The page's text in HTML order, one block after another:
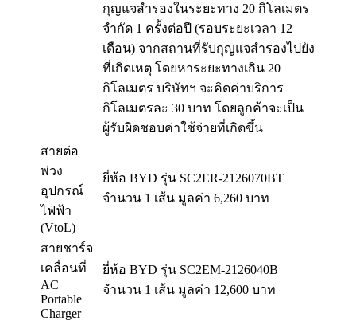
กุญแจสำรองในระยะทาง 20 กิโลเมตร
จำกัด 1 ครั้งต่อปี (รอบระยะเวลา 12
เดือน) จากสถานที่รับกุญแจสำรองไปยัง
ที่เกิดเหตุ โดยหาระยะทางเกิน 20
กิโลเมตร บริษัทฯ จะคิดค่าบริการ
กิโลเมตรละ 30 บาท โดยลูกค้าจะเป็น
ผู้รับผิดชอบค่าใช้จ่ายที่เกิดขึ้น
สายต่อ
พ่วง
อุปกรณ์
ไฟฟ้า
(VtoL)
ยี่ห้อ BYD รุ่น SC2ER-2126070BT
จำนวน 1 เส้น มูลค่า 6,260 บาท
สายชาร์จ
เคลื่อนที่
AC
Portable
Charger
ยี่ห้อ BYD รุ่น SC2EM-2126040B
จำนวน 1 เส้น มูลค่า 12,600 บาท